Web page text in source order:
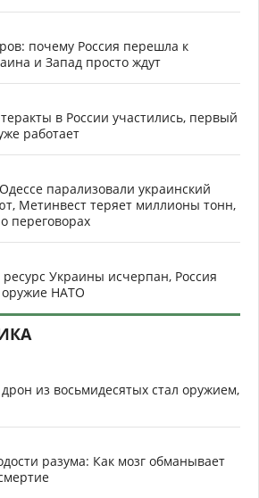
почему Россия перешла к
и Запад просто ждут
в России участились, первый
работает
парализовали украинский
Метинвест теряет миллионы тонн,
переговорах
Украины исчерпан, Россия
оружие НАТО
из восьмидесятых стал оружием,
разума: Как мозг обманывает